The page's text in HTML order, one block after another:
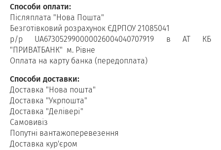
Способи оплати:
Післяплата "Нова Пошта"
Безготівковий розрахунок ЄДРПОУ 21085041
р/р UA673052990000026004040707919 в АТ КБ
"ПРИВАТБАНК" м. Рівне
Оплата на карту банка (передоплата)
Способи доставки:
Доставка "Нова пошта"
Доставка "Укрпошта"
Доставка "Делівері"
Самовивіз
Попутні вантажоперевезення
Доставка кур'єром